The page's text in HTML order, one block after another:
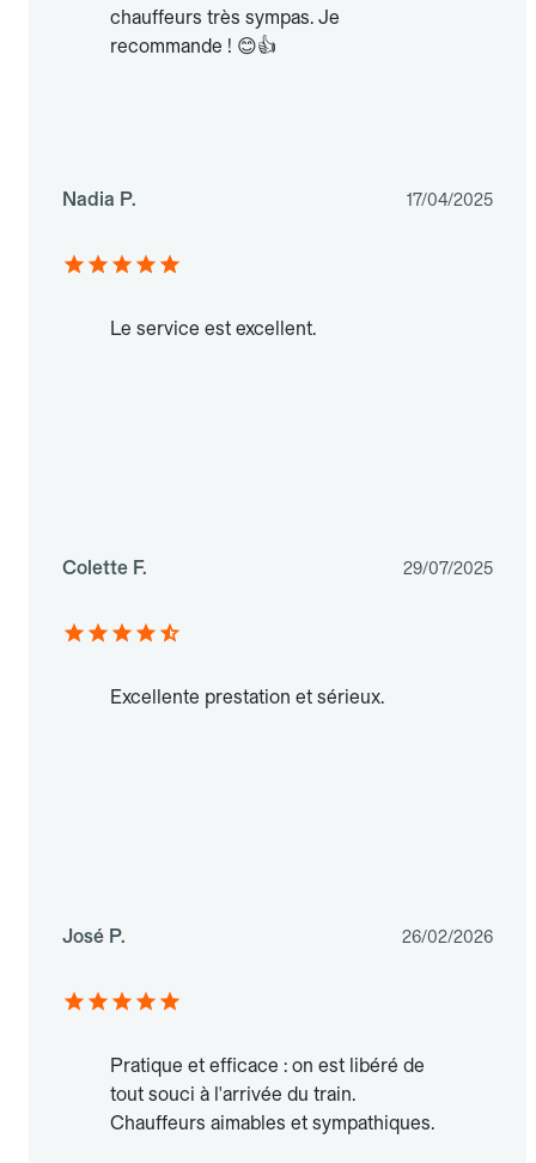
chauffeurs très sympas. Je
recommande ! 😊👍
Nadia P. 17/04/2025
Le service est excellent.
Colette F. 29/07/2025
Excellente prestation et sérieux.
José P. 26/02/2026
Pratique et efficace : on est libéré de
tout souci à l'arrivée du train.
Chauffeurs aimables et sympathiques.